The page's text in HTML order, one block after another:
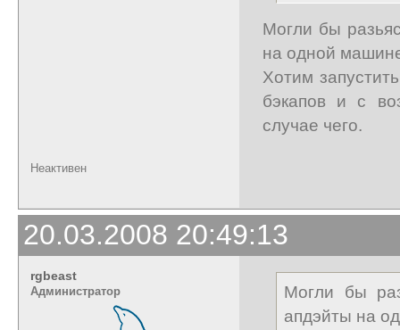
Могли бы
на одной
Хотим
бэкапов и с
случае чего.
Неактивен
20.03.2008 20:49:13
rgbeast
Администратор
Могли бы
апдэйты на